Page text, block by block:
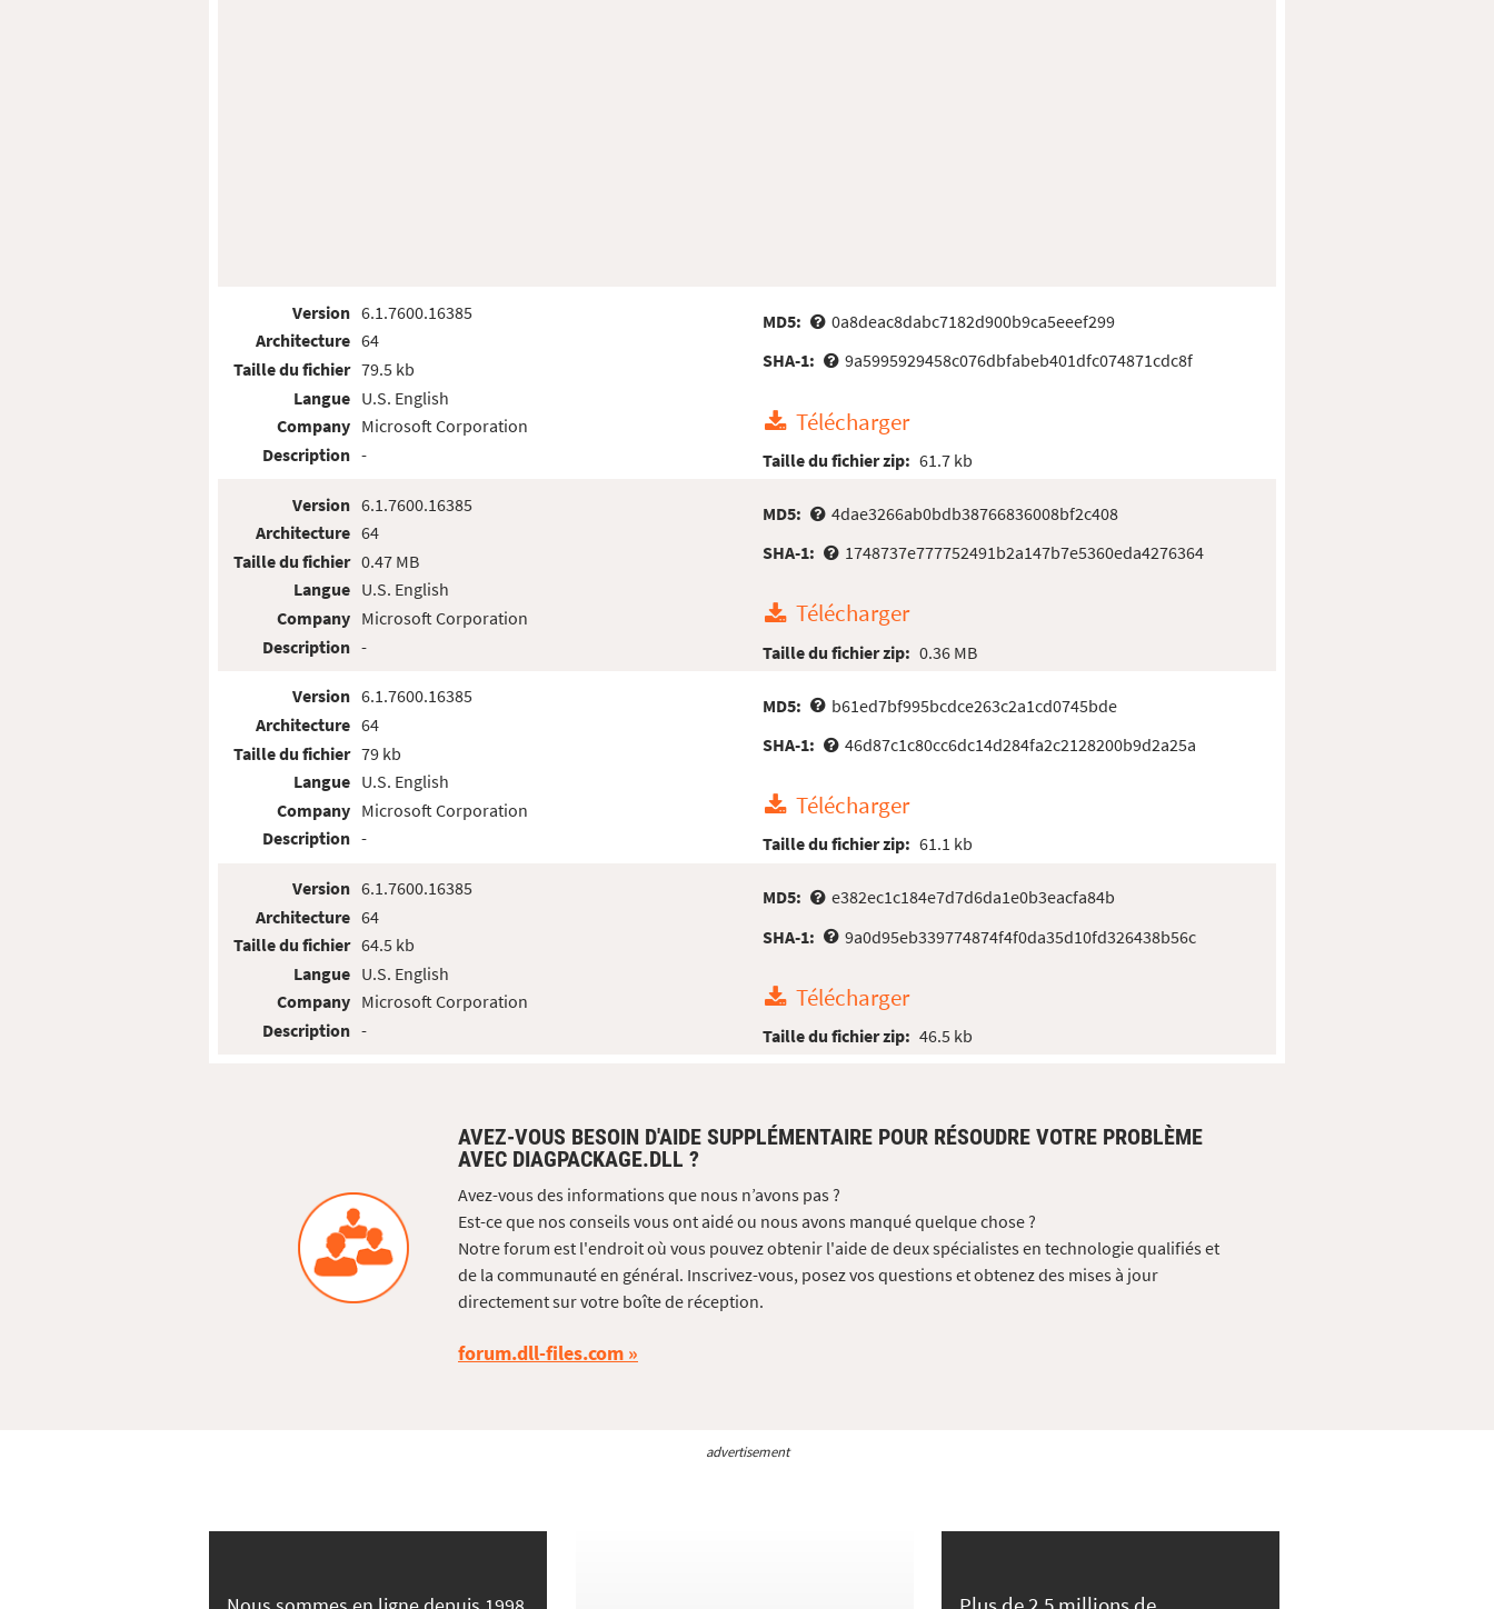
Version
Architecture
Taille du fichier
Langue
Company
Description
6.1.7600.16385
64
79.5 kb
U.S. English
Microsoft Corporation
-
MD5:
0a8deac8dabc7182d900b9ca5eeef299
SHA-1:
9a5995929458c076dbfabeb401dfc074871cdc8f
Télécharger
Taille du fichier zip: 61.7 kb
Version
Architecture
Taille du fichier
Langue
Company
Description
6.1.7600.16385
64
0.47 MB
U.S. English
Microsoft Corporation
-
MD5:
4dae3266ab0bdb38766836008bf2c408
SHA-1:
1748737e777752491b2a147b7e5360eda4276364
Télécharger
Taille du fichier zip: 0.36 MB
Version
Architecture
Taille du fichier
Langue
Company
Description
6.1.7600.16385
64
79 kb
U.S. English
Microsoft Corporation
-
MD5:
b61ed7bf995bcdce263c2a1cd0745bde
SHA-1:
46d87c1c80cc6dc14d284fa2c2128200b9d2a25a
Télécharger
Taille du fichier zip: 61.1 kb
Version
Architecture
Taille du fichier
Langue
Company
Description
6.1.7600.16385
64
64.5 kb
U.S. English
Microsoft Corporation
-
MD5:
e382ec1c184e7d7d6da1e0b3eacfa84b
SHA-1:
9a0d95eb339774874f4f0da35d10fd326438b56c
Télécharger
Taille du fichier zip: 46.5 kb
AVEZ-VOUS BESOIN D'AIDE SUPPLÉMENTAIRE POUR RÉSOUDRE VOTRE PROBLÈME
AVEC DIAGPACKAGE.DLL ?
Avez-vous des informations que nous n’avons pas ?
Est-ce que nos conseils vous ont aidé ou nous avons manqué quelque chose ?
Notre forum est l'endroit où vous pouvez obtenir l'aide de deux spécialistes en technologie qualifiés et
de la communauté en général. Inscrivez-vous, posez vos questions et obtenez des mises à jour
directement sur votre boîte de réception.
forum.dll-files.com
advertisement